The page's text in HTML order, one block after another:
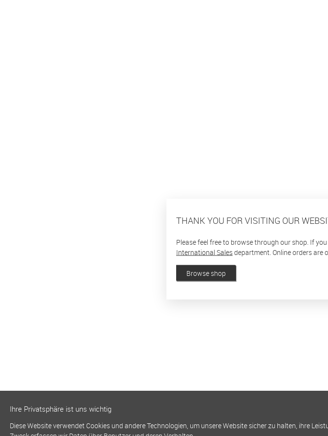
THANK YOU FOR VISITING OUR
Please feel free to browse through our shop. If
International Salesdepartment. Online orders are
Browse shop
Ihre Privatsphäre ist uns wichtig
Diese Website verwendet Cookies und andere Technologien, um unsere Website sicher zu halten, ihre